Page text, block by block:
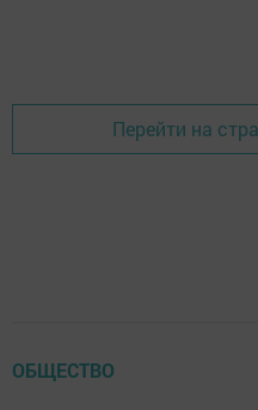
Перейти на
ОБЩЕСТВО